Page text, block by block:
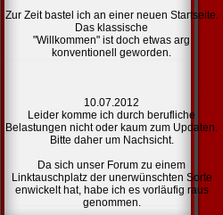
Zur Zeit bastel ich an einer neuen Startseite.
Das klassische
"Willkommen" ist doch etwas arg
konventionell geworden.
10.07.2012
Leider komme ich durch berufliche
Belastungen nicht oder kaum zum Updaten.
Bitte daher um Nachsicht.
Da sich unser Forum zu einem
Linktauschplatz der unerwünschten Sorte
enwickelt hat, habe ich es vorläufig raus
genommen.